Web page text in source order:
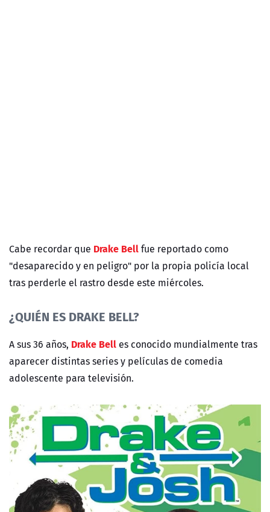
Cabe recordar que Drake Bellfue reportado como
"desaparecido y en peligro" por la propia policía local
tras perderle el rastro desde este miércoles.
¿QUIÉN ES DRAKE BELL?
A sus 36 años, Drake Bell es conocido mundialmente tras
aparecer distintas series y películas de comedia
adolescente para televisión.